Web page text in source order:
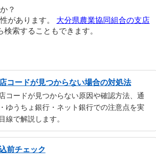
？
があります。 大分県農業協同組合の支店
検索することもできます。
コードが見つからない場合の対処法
コードが見つからない原因や確認方法、通
ゆうちょ銀行・ネット銀行での注意点を実
線で解説します。
前チェック